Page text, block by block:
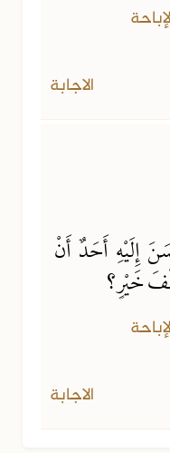
الاجابة
إِلَيْهِ أَحَدٌ أَنْ
خَيْرٍ؟
الاجابة